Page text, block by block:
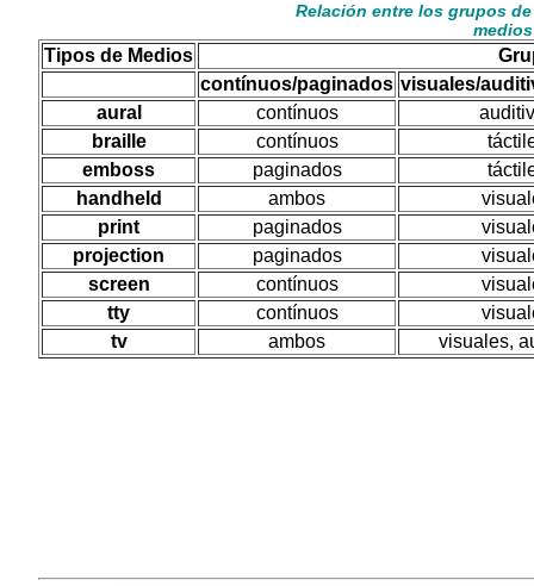
Relación entre los grupos
medios
Tipos de Medios
contínuos/paginados visuales/
aural
contínuos
braille
contínuos
emboss
paginados
handheld
ambos
print
paginados
projection
paginados
screen
contínuos
tty
contínuos
tv
ambos visuales,